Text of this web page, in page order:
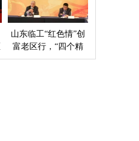
山东临工“红色情”创
富老区行，“四个精
准”探索扶贫新模式